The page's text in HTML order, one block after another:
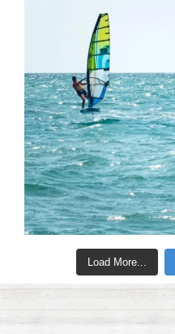
Load More...